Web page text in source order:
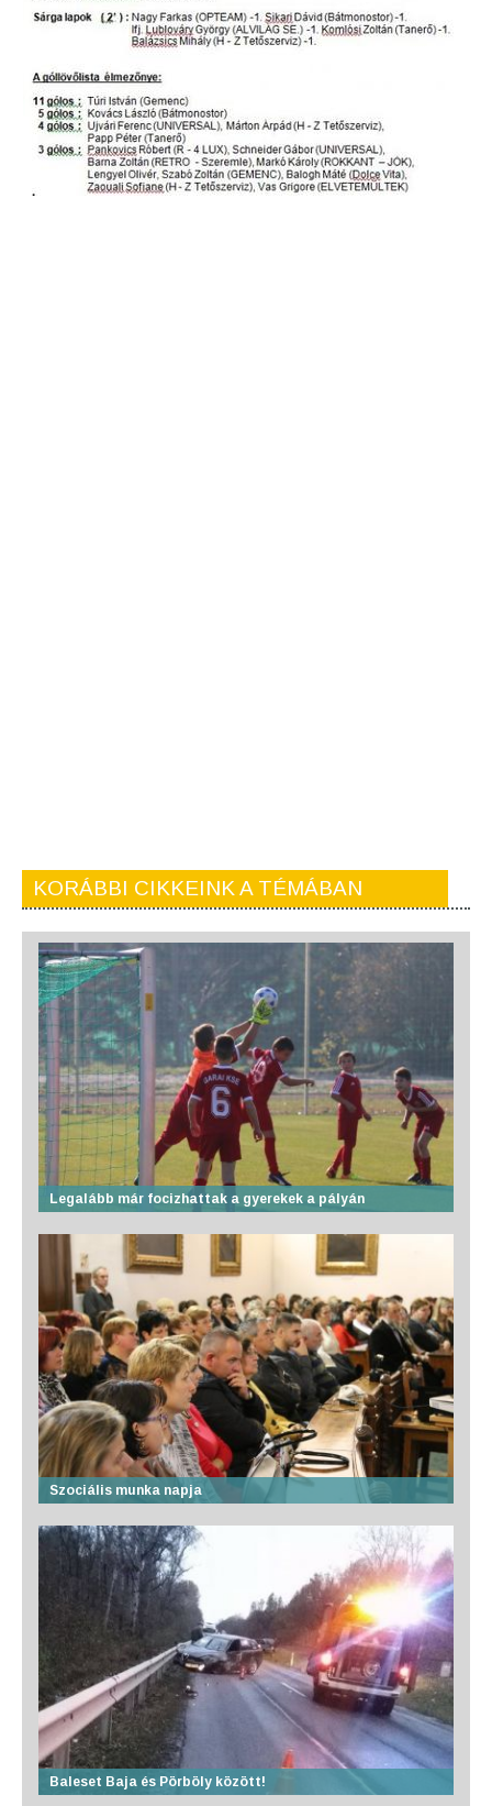
KORÁBBI CIKKEINK A TÉMÁBAN
Legalább már focizhattak a gyerekek a pályán
Szociális munka napja
Baleset Baja és Pörböly között!